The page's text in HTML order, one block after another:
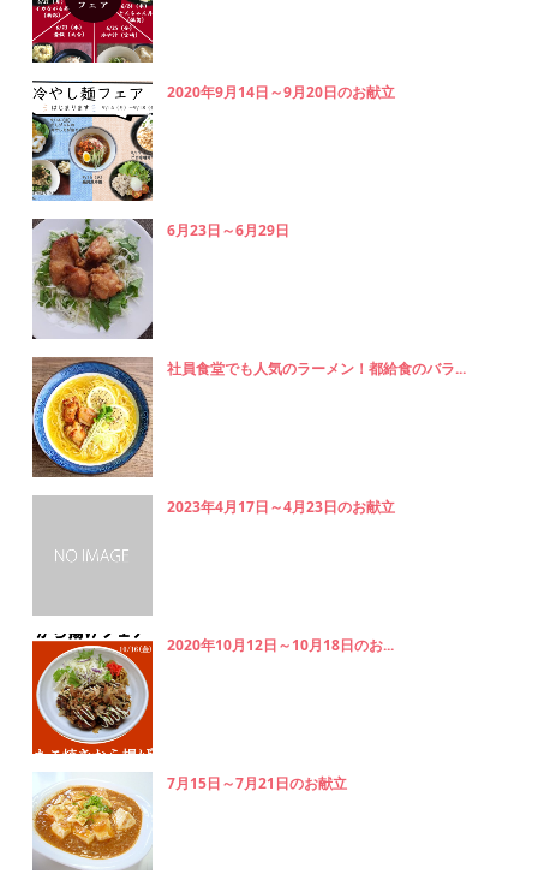
2020年9月14日～9月20日のお献立
6月23日～6月29日
社員食堂でも人気のラーメン！都給食のバラ...
2023年4月17日～4月23日のお献立
2020年10月12日～10月18日のお...
7月15日～7月21日のお献立